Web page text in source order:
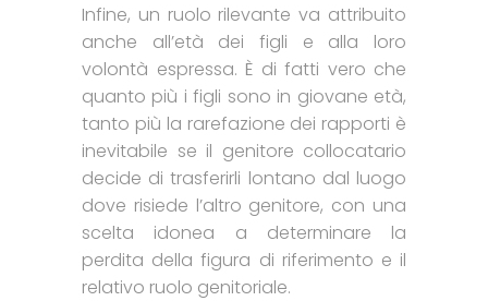
Infine, un ruolo rilevante va attribuito
anche all’età dei figli e alla loro
volontà espressa. È di fatti vero che
quanto più i figli sono in giovane età,
tanto più la rarefazione dei rapporti è
inevitabile se il genitore collocatario
decide di trasferirli lontano dal luogo
dove risiede l’altro genitore, con una
scelta idonea a determinare la
perdita della figura di riferimento e il
relativo ruolo genitoriale.